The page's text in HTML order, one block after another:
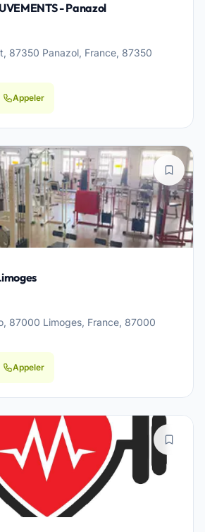
- Panazol
87350 Panazol, France, 87350
Appeler
87000 Limoges, France, 87000
Appeler